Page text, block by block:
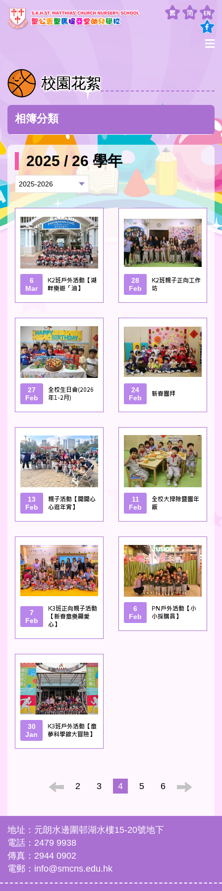
校園花絮
相簿分類
2025 / 26 學年
6
Mar
K2班戶外活動【湖
畔樂遊「油】
28
Feb
K2班親子正向工作
坊
27
Feb
全校生日會(2026
年1-2月)
24
Feb
新春團拜
13
Feb
親子活動【開開心
心逛年宵】
11
Feb
全校大掃除暨團年
飯
7
Feb
K3班正向親子活動
【新春童樂顯愛
心】
6
Feb
PN戶外活動【小
小採購員】
30
Jan
K3班戶外活動【童
夢科學館大冒險】
2 3 4 5 6
地址：元朗水邊圍邨湖水樓15-20號地下
電話：2479 9938
傳真：2944 0902
電郵：info@smcns.edu.hk